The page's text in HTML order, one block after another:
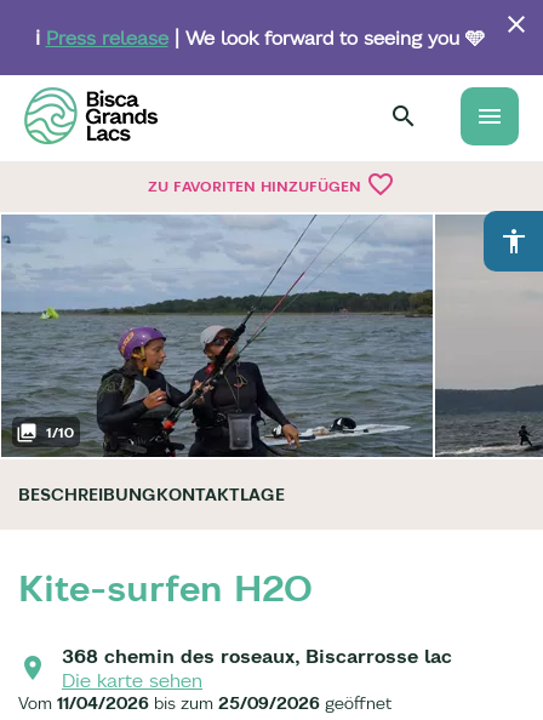
content
ℹ️ Press release| We look forward to seeing you 🩵
menu
ZU FAVORITEN HINZUFÜGEN favorite_border
accessibility
1/10
BESCHREIBUNGKONTAKTLAGE
Kite-surfen H2O
368 chemin des roseaux, Biscarrosse lac
Die karte sehen
Vom 11/04/2026 bis zum 25/09/2026 geöffnet